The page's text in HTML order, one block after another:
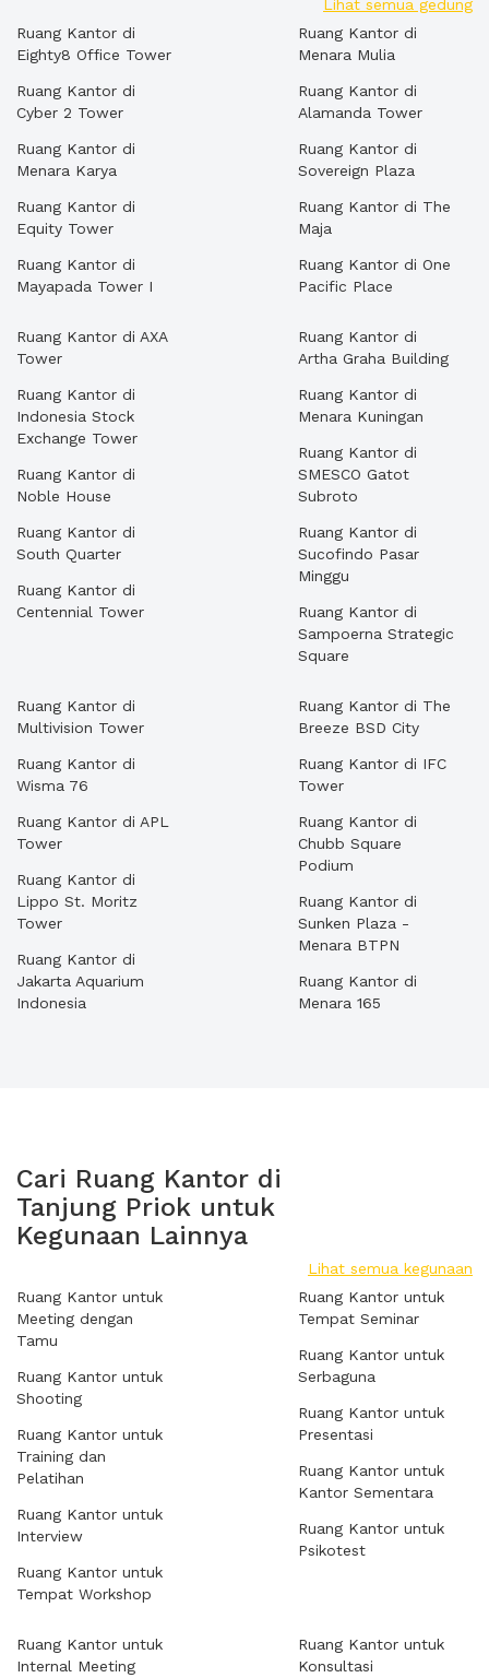
Lihat semua gedung
Ruang Kantor di
Eighty8 Office Tower
Ruang Kantor di
Cyber 2 Tower
Ruang Kantor di
Menara Karya
Ruang Kantor di
Equity Tower
Ruang Kantor di
Mayapada Tower I
Ruang Kantor di
Menara Mulia
Ruang Kantor di
Alamanda Tower
Ruang Kantor di
Sovereign Plaza
Ruang Kantor di The
Maja
Ruang Kantor di One
Pacific Place
Ruang Kantor di AXA
Tower
Ruang Kantor di
Indonesia Stock
Exchange Tower
Ruang Kantor di
Noble House
Ruang Kantor di
South Quarter
Ruang Kantor di
Centennial Tower
Ruang Kantor di
Artha Graha Building
Ruang Kantor di
Menara Kuningan
Ruang Kantor di
SMESCO Gatot
Subroto
Ruang Kantor di
Sucofindo Pasar
Minggu
Ruang Kantor di
Sampoerna Strategic
Square
Ruang Kantor di
Multivision Tower
Ruang Kantor di
Wisma 76
Ruang Kantor di APL
Tower
Ruang Kantor di
Lippo St. Moritz
Tower
Ruang Kantor di
Jakarta Aquarium
Indonesia
Ruang Kantor di The
Breeze BSD City
Ruang Kantor di IFC
Tower
Ruang Kantor di
Chubb Square
Podium
Ruang Kantor di
Sunken Plaza -
Menara BTPN
Ruang Kantor di
Menara 165
Cari Ruang Kantor di
Tanjung Priok untuk
Kegunaan Lainnya
Lihat semua kegunaan
Ruang Kantor untuk
Meeting dengan
Tamu
Ruang Kantor untuk
Shooting
Ruang Kantor untuk
Training dan
Pelatihan
Ruang Kantor untuk
Interview
Ruang Kantor untuk
Tempat Workshop
Ruang Kantor untuk
Tempat Seminar
Ruang Kantor untuk
Serbaguna
Ruang Kantor untuk
Presentasi
Ruang Kantor untuk
Kantor Sementara
Ruang Kantor untuk
Psikotest
Ruang Kantor untuk
Internal Meeting
Ruang Kantor untuk
Konsultasi